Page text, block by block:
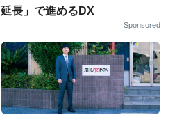
延長」で進めるDX
Sponsored